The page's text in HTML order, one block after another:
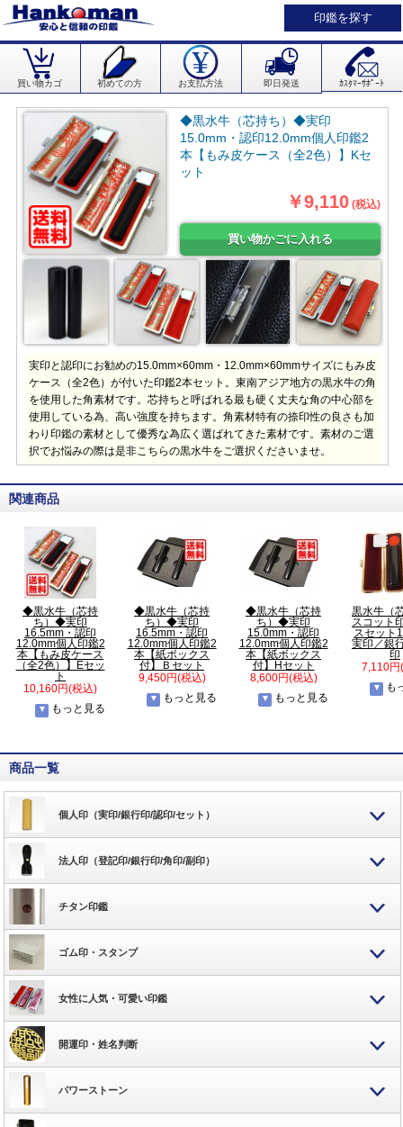
印鑑を探す
買い物カゴ 初めての方 お支払方法 即日発送 ｶｽﾀﾏｰｻﾎﾟｰﾄ
◆黒水牛（芯持ち）◆実印
15.0mm・認印12.0mm個人印鑑2
本【もみ皮ケース（全2色）】Kセ
ット
￥9,110 (税込)
実印と認印にお勧めの15.0mm×60mm・12.0mm×60mmサイズにもみ皮
ケース（全2色）が付いた印鑑2本セット。東南アジア地方の黒水牛の角
を使用した角素材です。芯持ちと呼ばれる最も硬く丈夫な角の中心部を
使用している為、高い強度を持ちます。角素材特有の捺印性の良さも加
わり印鑑の素材として優秀な為広く選ばれてきた素材です。素材のご選
択でお悩みの際は是非こちらの黒水牛をご選択くださいませ。
関連商品
◆黒水牛（芯持
ち）◆実印
16.5mm・認印
12.0mm個人印鑑2
本【もみ皮ケース
（全2色）】Eセッ
ト
10,160円(税込)
もっと見る
◆黒水牛（芯持
ち）◆実印
16.5mm・認印
12.0mm個人印鑑2
本【紙ボックス
付】Ｂセット
9,450円(税込)
もっと見る
◆黒水牛（芯持
ち）◆実印
15.0mm・認印
12.0mm個人印鑑2
本【紙ボックス
付】Hセット
8,600円(税込)
もっと見る
黒水牛（
スコット
スセット
実印／銀
印
7,110円
も
商品一覧
個人印（実印/銀行印/認印/セット）
法人印（登記印/銀行印/角印/副印）
チタン印鑑
ゴム印・スタンプ
女性に人気・可愛い印鑑
開運印・姓名判断
パワーストーン